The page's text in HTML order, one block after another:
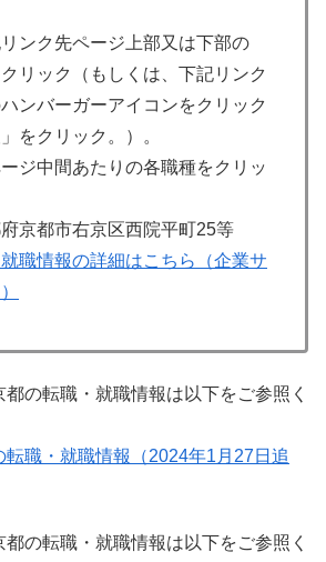
ンク先ページ上部又は下部の
クリック（もしくは、下記リンク
ンバーガーアイコンをクリック
をクリック。）。
ジ中間あたりの各職種をクリッ
府京都市右京区西院平町25等
職情報の詳細はこちら（企業サ
の転職・就職情報は以下をご参照く
転職・就職情報（2024年1月27日追
の転職・就職情報は以下をご参照く